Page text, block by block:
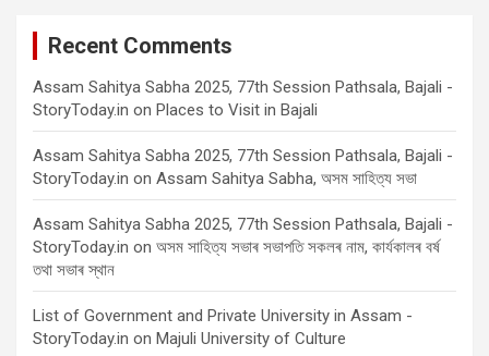
Recent Comments
Assam Sahitya Sabha 2025, 77th Session Pathsala, Bajali -
StoryToday.in on Places to Visit in Bajali
Assam Sahitya Sabha 2025, 77th Session Pathsala, Bajali -
StoryToday.in on Assam Sahitya Sabha, অসম সাহিত্য সভা
Assam Sahitya Sabha 2025, 77th Session Pathsala, Bajali -
StoryToday.in on অসম সাহিত্য সভাৰ সভাপতি সকলৰ নাম, কাৰ্যকালৰ বৰ্ষ
তথা সভাৰ স্থান
List of Government and Private University in Assam -
StoryToday.in on Majuli University of Culture